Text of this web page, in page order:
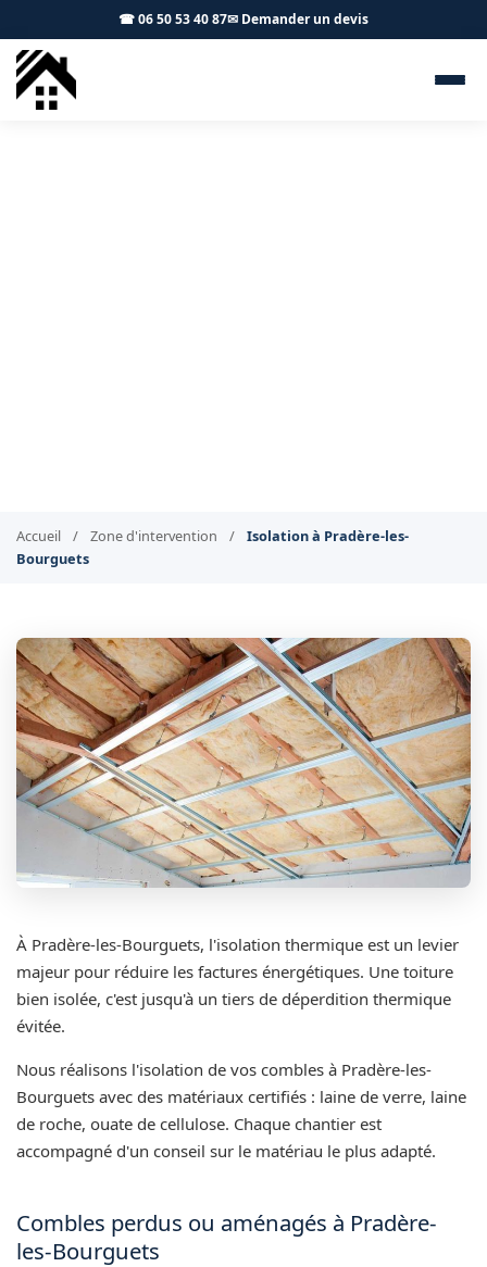
☎ 06 50 53 40 87✉ Demander un devis
Accueil / Zone d'intervention /
Isolation à Pradère-les-
Bourguets
À Pradère-les-Bourguets, l'isolation thermique est un levier
majeur pour réduire les factures énergétiques. Une toiture
bien isolée, c'est jusqu'à un tiers de déperdition thermique
évitée.
Nous réalisons l'isolation de vos combles à Pradère-les-
Bourguets avec des matériaux certifiés : laine de verre, laine
de roche, ouate de cellulose. Chaque chantier est
accompagné d'un conseil sur le matériau le plus adapté.
Combles perdus ou aménagés à Pradère-
les-Bourguets